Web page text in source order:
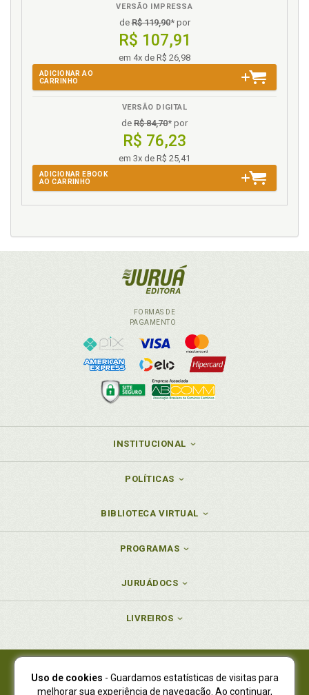
VERSÃO IMPRESSA
deR$ 119,90* por
R$ 107,91
em 4x de R$ 26,98
ADICIONAR AO
CARRINHO
VERSÃO DIGITAL
de R$ 84,70* por
R$ 76,23
em 3x de R$ 25,41
ADICIONAR EBOOK
AO CARRINHO
FORMAS DE
PAGAMENTO
INSTITUCIONAL
POLÍTICAS
BIBLIOTECA VIRTUAL
PROGRAMAS
JURUÁDOCS
LIVREIROS
Juruá Editora Ltda., CNPJ 77.535.508/0001-19
Uso de cookies - Guardamos estatísticas de visitas para
melhorar sua experiência de navegação. Ao continuar,